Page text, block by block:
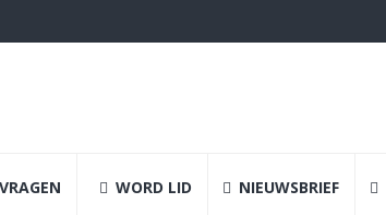
WORD LID NIEUWSBRIEF